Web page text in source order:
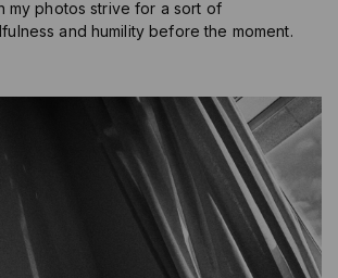
my photos strive for a sort of
and humility before the moment.